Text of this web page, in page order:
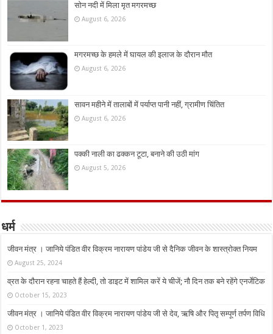
सोन नदी में मिला मृत मगरमच्छ
August 6, 2026
मगरमच्छ के हमले में घायल की इलाज के दौरान मौत
August 6, 2026
सावन महीने में तालाबों में पर्याप्त पानी नहीं, ग्रामीण चिंतित
August 6, 2026
पक्की नाली का ढक्कन टूटा, बनाने की उठी मांग
August 5, 2026
धर्म
जीवन मंत्र । जानिये पंडित वीर विक्रम नारायण पांडेय जी से दैनिक जीवन के शास्त्रोक्त नियम
August 25, 2024
व्रत के दौरान रहना चाहते हैं हेल्दी, तो डाइट में शामिल करें ये चीजें; नौ दिन तक बने रहेंगे एनर्जेटिक
October 15, 2023
जीवन मंत्र । जानिये पंडित वीर विक्रम नारायण पांडेय जी से देव, ऋषि और पितृ सम्पूर्ण तर्पण विधि
October 1, 2023